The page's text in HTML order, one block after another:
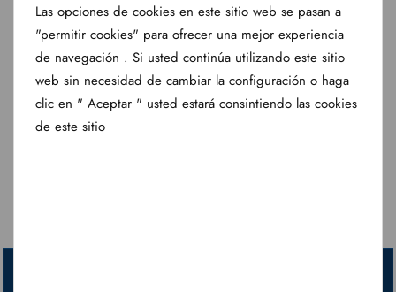
ORGANITZACIÓ DE
NOCES EXCLUSIVES A
FRANÇA
Las opciones de cookies en este sitio web se pasan a
"permitir cookies" para ofrecer una mejor experiencia
de navegación . Si usted continúa utilizando este sitio
web sin necesidad de cambiar la configuración o haga
clic en " Aceptar " usted estará consintiendo las cookies
de este sitio